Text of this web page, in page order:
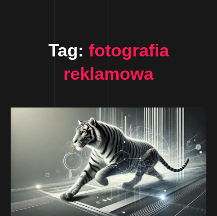
Tag: fotografia
reklamowa